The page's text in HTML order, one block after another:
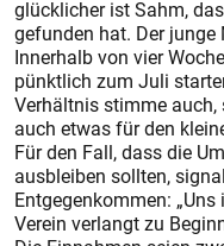
glücklicher ist Sahm,
gefunden hat. Der
Innerhalb von vier
pünktlich zum Juli
Verhältnis stimme auch,
auch etwas für den
Für den Fall, dass die
ausbleiben sollten,
Entgegenkommen:
Verein verlangt zu